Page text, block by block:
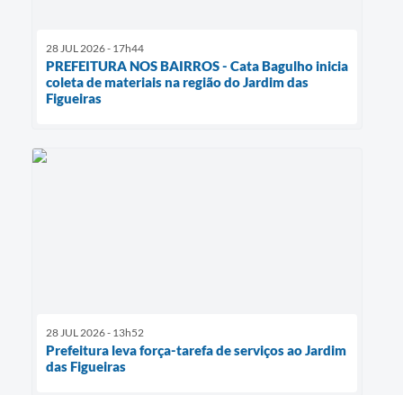
28 JUL 2026 - 17h44
PREFEITURA NOS BAIRROS - Cata Bagulho inicia
coleta de materiais na região do Jardim das
Figueiras
28 JUL 2026 - 13h52
Prefeitura leva força-tarefa de serviços ao Jardim
das Figueiras